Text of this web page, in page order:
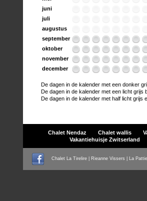
juni
juli
augustus
september
oktober
november
december
De dagen in de kalender met een donker
De dagen in de kalender met een licht grijs
De dagen in de kalender met half licht
Chalet Nendaz Chalet wallis
Vakantiehuisje Zwitserland
Chalet La Tirelire | Rieanne Vissers | La